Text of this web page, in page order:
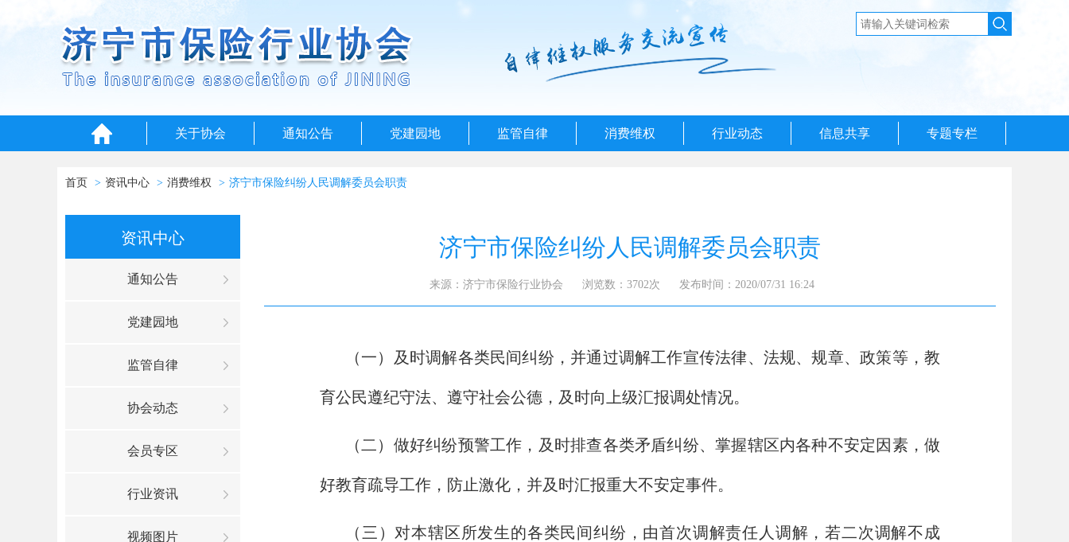
关于协会 通知公告 党建园地 监管自律 消费维权 行业动态 信息共享 专题专栏
首页 资讯中心 消费维权 济宁市保险纠纷人民调解委员会职责
资讯中心
通知公告
党建园地
监管自律
协会动态
会员专区
行业资讯
视频图片
济宁市保险纠纷人民调解委员会职责
来源：济宁市保险行业协会 浏览数：3702次 发布时间：2020/07/31 16:24
（一）及时调解各类民间纠纷，并通过调解工作宣传法律、法规、规章、政策等，教
育公民遵纪守法、遵守社会公德，及时向上级汇报调处情况。
（二）做好纠纷预警工作，及时排查各类矛盾纠纷、掌握辖区内各种不安定因素，做
好教育疏导工作，防止激化，并及时汇报重大不安定事件。
（三）对本辖区所发生的各类民间纠纷，由首次调解责任人调解，若二次调解不成